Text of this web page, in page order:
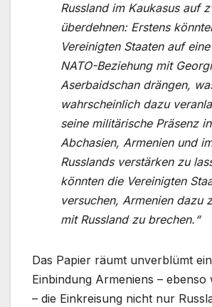
Russland im Kaukasus auf
überdehnen: Erstens
Vereinigten Staaten auf
NATO-Beziehung mit
Aserbaidschan drängen,
wahrscheinlich dazu
seine militärische Präsenz
Abchasien, Armenien und
Russlands verstärken zu
könnten die Vereinigten
versuchen, Armenien dazu
mit Russland zu brechen.“
Das Papier räumt unverblümt
Einbindung Armeniens – ebenso
– die Einkreisung nicht nur